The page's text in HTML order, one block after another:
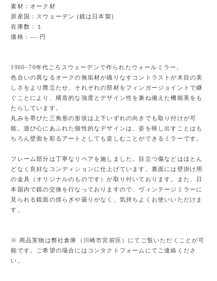
素材：オーク材
原産国：スウェーデン (鏡は日本製)
在庫数：１
価格：--- 円
1960~70年代ごろスウェーデンで作られたウォールミラー。
色合いの異なるオークの無垢材が織りなすコントラストが木目の美
しさをより際立たせ、それぞれの部材をフィンガージョイントで継
ぐことにより、構造的な強度とデザイン性を兼ね備えた機能美をも
たらしています。
丸みを帯びた三角形の形状は上下いずれの向きでも取り付けが可
能。遊び心にあふれた個性的なデザインは、姿を映し出すことはも
ちろん壁面を彩るアートとしても楽しむことができるミラーです。
フレーム部分は丁寧なリペアを施しました。目立つ傷などはほとん
どなく良好なコンディションに仕上げています。裏面には壁掛け用
の金具（オリジナルのものです）が取り付いております。また、日
本国内で鏡の交換を行なっておりますので、ヴィンテージミラーに
見られる鏡面の揺らぎや曇りがなく、気持ちよくお使いいただけま
す。
※ 商品実物は弊社倉庫（川崎市宮前区）にてご覧いただくことが可
能です。ご希望の場合にはコンタクトフォームにてご連絡くださ
い。